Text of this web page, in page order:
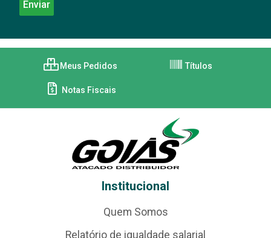
Meus Pedidos Títulos
Notas Fiscais
Institucional
Quem Somos
Relatório de igualdade salarial